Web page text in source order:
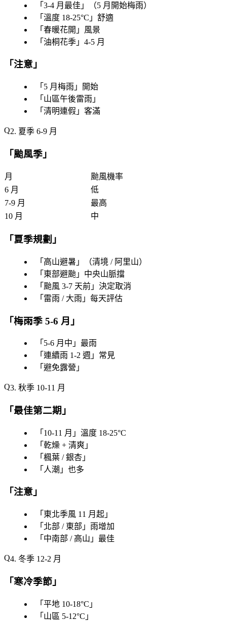
「 3-4 月最佳 」（5 月開始梅雨）
「 溫度 18-25°C 」舒適
「 春暖花開 」風景
「 油桐花季 」4-5 月
「注意 」
「 5 月梅雨 」開始
「 山區午後雷雨 」
「 清明連假 」客滿
2. 夏季 6-9 月
「颱風季 」
月
颱風機率
6 月
低
7-9 月
最高
10 月
中
「 夏季規劃 」
「 高山避暑 」（清境 / 阿里山）
「 東部避颱 」中央山脈擋
「 颱風 3-7 天前 」決定取消
「 雷雨 / 大雨 」每天評估
「梅雨季 5-6 月 」
「 5-6 月中 」最雨
「 連續雨 1-2 週 」常見
「 避免露營 」
3. 秋季 10-11 月
「最佳第二期 」
「 10-11 月 」溫度 18-25°C
「 乾燥 + 清爽 」
「 楓葉 / 銀杏 」
「 人潮 」也多
「注意 」
「 東北季風 11 月起 」
「 北部 / 東部 」雨增加
「 中南部 / 高山 」最佳
4. 冬季 12-2 月
「寒冷季節 」
「 平地 10-18°C 」
「 山區 5-12°C 」